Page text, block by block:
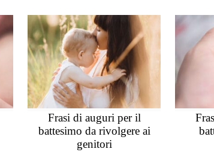
Frasi di auguri per il
battesimo da rivolgere ai
genitori